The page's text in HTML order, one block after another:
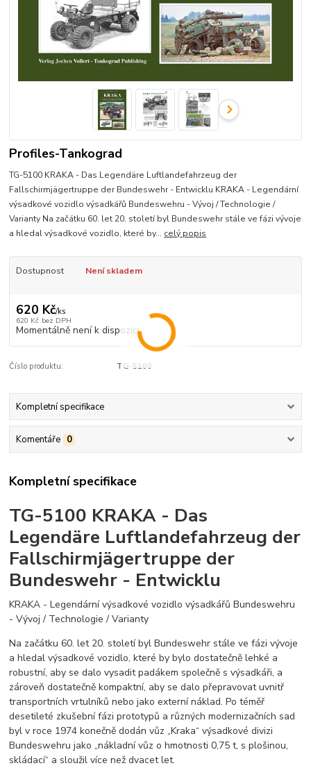
Profiles-Tankograd
TG-5100 KRAKA - Das Legendäre Luftlandefahrzeug der
Fallschirmjägertruppe der Bundeswehr - Entwicklu KRAKA - Legendární
výsadkové vozidlo výsadkářů Bundeswehru - Vývoj / Technologie /
Varianty Na začátku 60. let 20. století byl Bundeswehr stále ve fázi vývoje
a hledal výsadkové vozidlo, které by... celý popis
Dostupnost Není skladem
620 Kč/ks
620 Kč bez DPH
Momentálně není k dispozici
Číslo produktu: TG-5100
Kompletní specifikace
Komentáře 0
Kompletní specifikace
TG-5100 KRAKA - Das
Legendäre Luftlandefahrzeug der
Fallschirmjägertruppe der
Bundeswehr - Entwicklu
KRAKA - Legendární výsadkové vozidlo výsadkářů Bundeswehru
- Vývoj / Technologie / Varianty
Na začátku 60. let 20. století byl Bundeswehr stále ve fázi vývoje
a hledal výsadkové vozidlo, které by bylo dostatečně lehké a
robustní, aby se dalo vysadit padákem společně s výsadkáři, a
zároveň dostatečně kompaktní, aby se dalo přepravovat uvnitř
transportních vrtulníků nebo jako externí náklad. Po téměř
desetileté zkušební fázi prototypů a různých modernizačních sad
byl v roce 1974 konečně dodán vůz „Kraka“ výsadkové divizi
Bundeswehru jako „nákladní vůz o hmotnosti 0,75 t, s plošinou,
skládací“ a sloužil více než dvacet let.